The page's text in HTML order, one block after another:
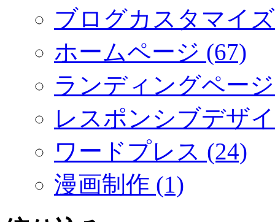
ブログカスタマイ
ホームページ (67)
ランディングペー
レスポンシブデザ
ワードプレス (24)
漫画制作 (1)